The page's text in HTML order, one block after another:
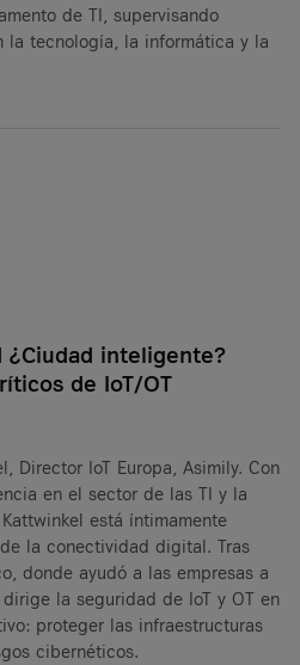
de TI, supervisando
la tecnología, la informática y la
¿Ciudad inteligente?
de IoT/OT
Director IoT Europa, Asimily. Con
en el sector de las TI y la
está íntimamente
la conectividad digital. Tras
donde ayudó a las empresas a
la seguridad de IoT y OT en
proteger las infraestructuras
cibernéticos.